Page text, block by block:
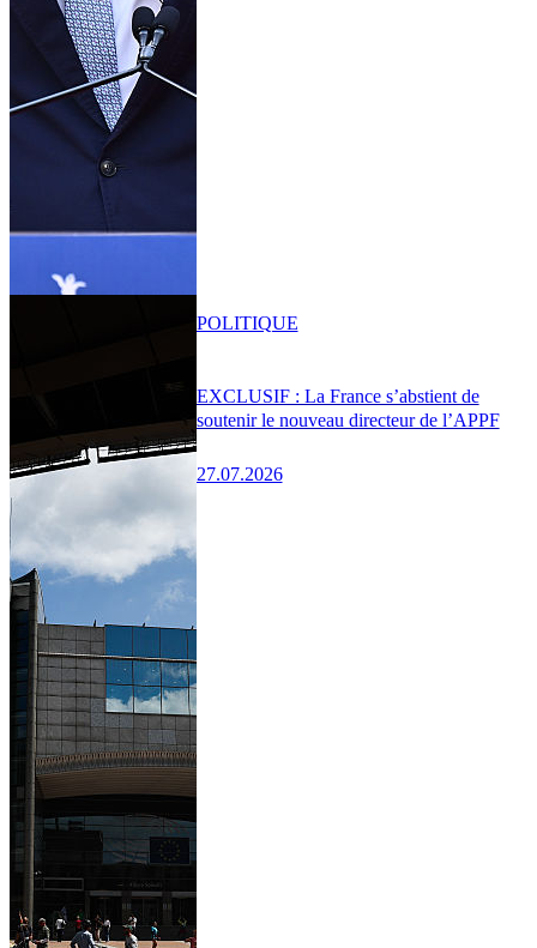
EXCLUSIF : La France s’abstient de
soutenir le nouveau directeur de l’APPF
27.07.2026
POLITIQUE